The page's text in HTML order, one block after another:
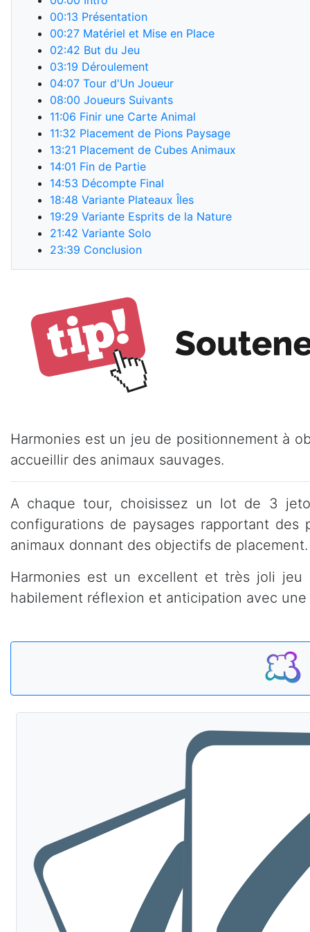
00:13 Présentation
00:27 Matériel et Mise en Place
02:42 But du Jeu
03:19 Déroulement
04:07 Tour d'Un Joueur
08:00 Joueurs Suivants
11:06 Finir une Carte Animal
11:32 Placement de Pions Paysage
13:21 Placement de Cubes Animaux
14:01 Fin de Partie
14:53 Décompte Final
18:48 Variante Plateaux Îles
19:29 Variante Esprits de la Nature
21:42 Variante Solo
23:39 Conclusion
Harmonies est un jeu de positionnement à
accueillir des animaux sauvages.
A chaque tour, choisissez un lot de 3
configurations de paysages rapportant
animaux donnant des objectifs de placement.
Harmonies est un excellent et très joli jeu
habilement réflexion et anticipation avec